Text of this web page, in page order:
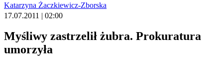
Katarzyna Żaczkiewicz-Zborska
17.07.2011 | 02:00
Myśliwy zastrzelił żubra. Prokuratura
umorzyła